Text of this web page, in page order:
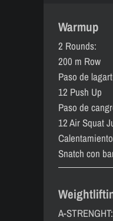
Warmup
2 Rounds:
200 m Row
Paso de
12 Push Up
Paso de
12 Air Squat
Snatch con
A-